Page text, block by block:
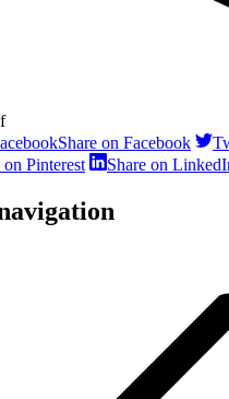
Share on Facebook
on Pinterest Share on